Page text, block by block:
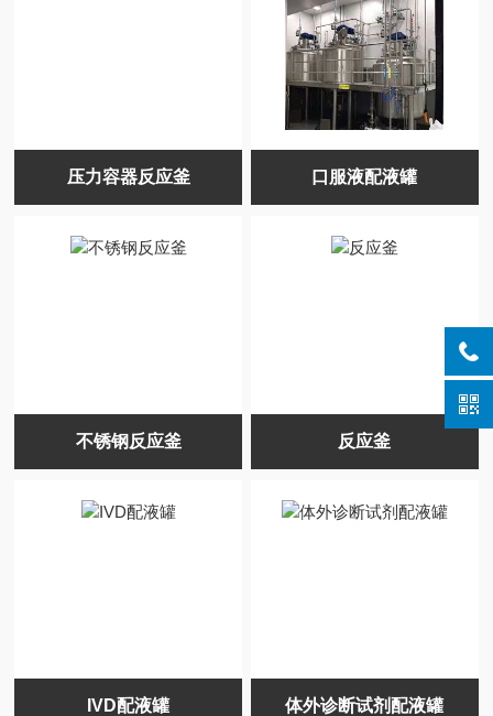
压力容器反应釜 口服液配液罐
不锈钢反应釜 反应釜
IVD配液罐 体外诊断试剂配液罐